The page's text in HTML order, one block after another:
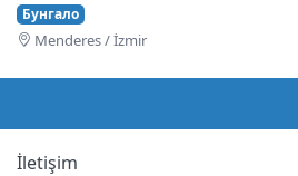
Бунгало
Menderes / İzmir
İletişim